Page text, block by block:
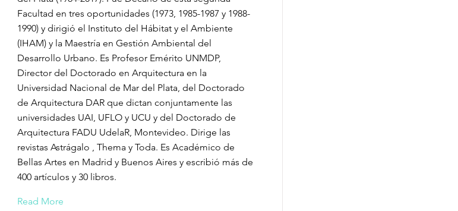
Facultad en tres oportunidades (1973, 1985-1987 y 1988-
1990) y dirigió el Instituto del Hábitat y el Ambiente
(IHAM) y la Maestría en Gestión Ambiental del
Desarrollo Urbano. Es Profesor Emérito UNMDP,
Director del Doctorado en Arquitectura en la
Universidad Nacional de Mar del Plata, del Doctorado
de Arquitectura DAR que dictan conjuntamente las
universidades UAI, UFLO y UCU y del Doctorado de
Arquitectura FADU UdelaR, Montevideo. Dirige las
revistas Astrágalo , Thema y Toda. Es Académico de
Bellas Artes en Madrid y Buenos Aires y escribió más de
400 artículos y 30 libros.
Read More